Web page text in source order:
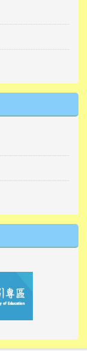
10000.gov.tw/
10000.gov.tw/
i.win.org.tw/